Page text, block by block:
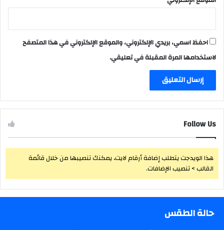
احفظ اسمي، بريدي الإلكتروني، والموقع الإلكتروني في هذا المتصفح
لاستخدامها المرة المقبلة في تعليقي.
Follow Us
هذا الويدجت يتطلب إضافة أرقام لايت، يمكنك تنصيبها من خلال قائمة
القالب > تنصيب الإضافات.
حالة الطقس